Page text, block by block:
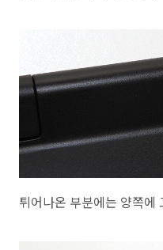
튀어나온 부분에는 양쪽에